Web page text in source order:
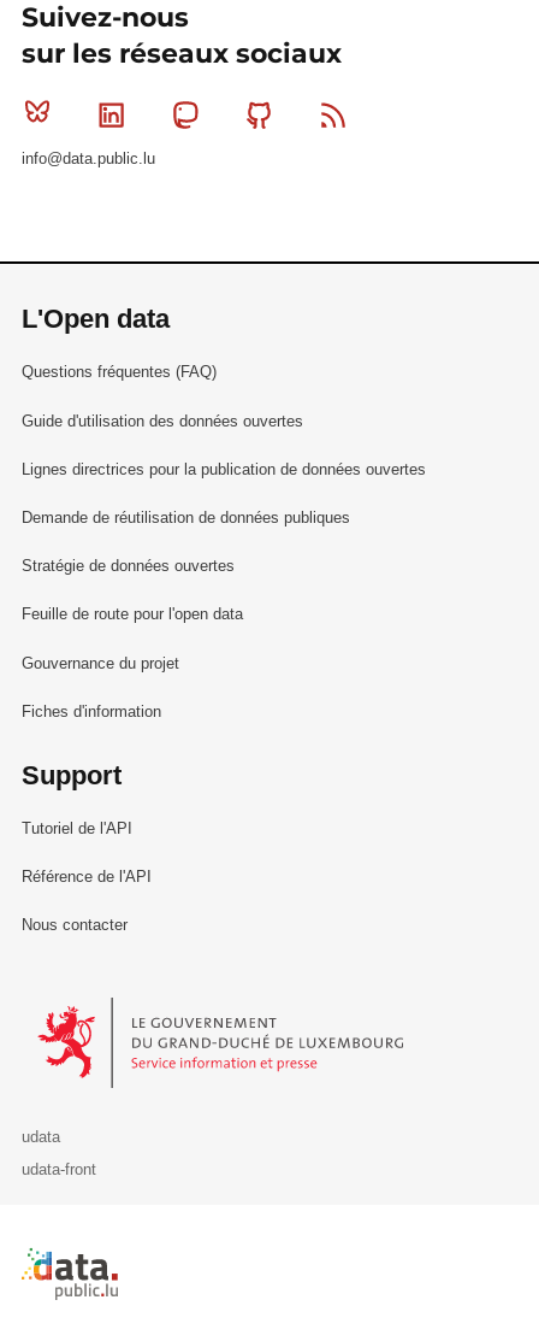
Suivez-nous
sur les réseaux sociaux
Bluesky Linkedin MastodonGithub
info@data.public.lu
L'Open data
Questions fréquentes (FAQ)
Guide d'utilisation des données ouvertes
Lignes directrices pour la publication de données ouvertes
Demande de réutilisation de données publiques
Stratégie de données ouvertes
Feuille de route pour l'open data
Gouvernance du projet
Fiches d'information
Support
Tutoriel de l'API
Référence de l'API
Nous contacter
Le Gouvernement du Grand-Duché de Luxembourg - Service
udata
udata-front
Retour à l'accueil de data.public.lu